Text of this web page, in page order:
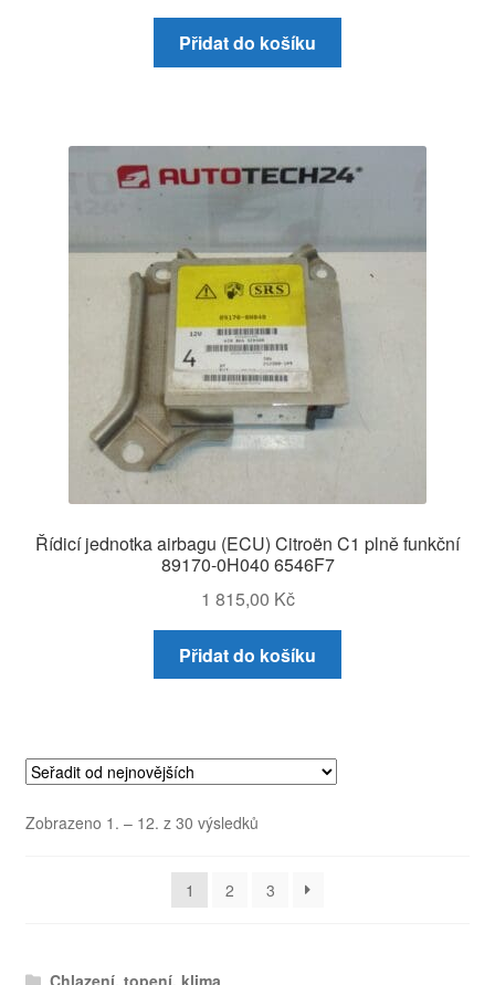
Přidat do košíku
Řídicí jednotka airbagu (ECU) Citroën C1 plně funkční
89170-0H040 6546F7
1 815,00 Kč
Přidat do košíku
Zobrazeno 1. – 12. z 30 výsledkůSeřazeno
1
2 3
Chlazení, topení, klima